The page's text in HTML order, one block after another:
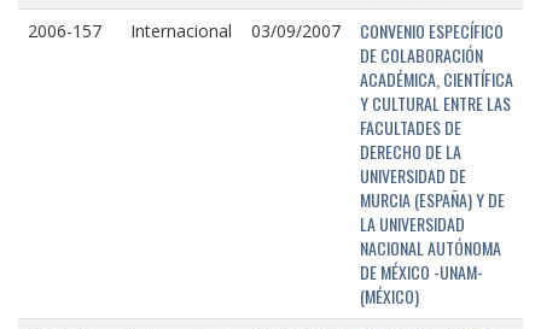
2006-157 Internacional 03/09/2007
CONVENIO ESPECÍFICO
DE COLABORACIÓN
ACADÉMICA, CIENTÍFICA
Y CULTURAL ENTRE LAS
FACULTADES DE
DERECHO DE LA
UNIVERSIDAD DE
MURCIA (ESPAÑA) Y DE
LA UNIVERSIDAD
NACIONAL AUTÓNOMA
DE MÉXICO -UNAM-
(MÉXICO)